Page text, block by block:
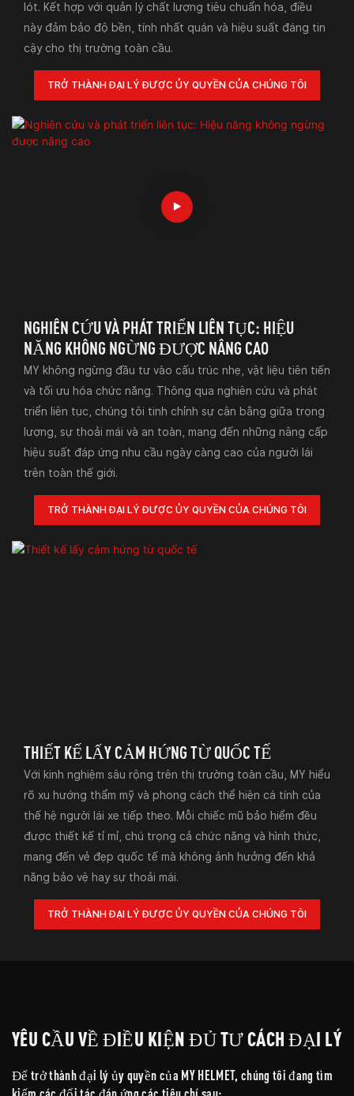
lót. Kết hợp với quản lý chất lượng tiêu chuẩn hóa, điều
này đảm bảo độ bền, tính nhất quán và hiệu suất đáng tin
cậy cho thị trường toàn cầu.
TRỞ THÀNH ĐẠI LÝ ĐƯỢC ỦY QUYỀN CỦA CHÚNG TÔI
NGHIÊN CỨU VÀ PHÁT TRIỂN LIÊN TỤC: HIỆU
NĂNG KHÔNG NGỪNG ĐƯỢC NÂNG CAO
MY không ngừng đầu tư vào cấu trúc nhẹ, vật liệu tiên tiến
và tối ưu hóa chức năng. Thông qua nghiên cứu và phát
triển liên tục, chúng tôi tinh chỉnh sự cân bằng giữa trọng
lượng, sự thoải mái và an toàn, mang đến những nâng cấp
hiệu suất đáp ứng nhu cầu ngày càng cao của người lái
trên toàn thế giới.
TRỞ THÀNH ĐẠI LÝ ĐƯỢC ỦY QUYỀN CỦA CHÚNG TÔI
THIẾT KẾ LẤY CẢM HỨNG TỪ QUỐC TẾ
Với kinh nghiệm sâu rộng trên thị trường toàn cầu, MY hiểu
rõ xu hướng thẩm mỹ và phong cách thể hiện cá tính của
thế hệ người lái xe tiếp theo. Mỗi chiếc mũ bảo hiểm đều
được thiết kế tỉ mỉ, chú trọng cả chức năng và hình thức,
mang đến vẻ đẹp quốc tế mà không ảnh hưởng đến khả
năng bảo vệ hay sự thoải mái.
TRỞ THÀNH ĐẠI LÝ ĐƯỢC ỦY QUYỀN CỦA CHÚNG TÔI
YÊU CẦU VỀ ĐIỀU KIỆN ĐỦ TƯ CÁCH ĐẠI LÝ
Để trở thành đại lý ủy quyền của MY HELMET, chúng tôi đang tìm
kiếm các đối tác đáp ứng các tiêu chí sau: